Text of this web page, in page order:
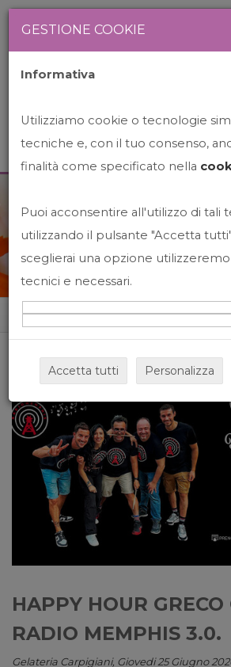
News&Events
Home News&events
HAPPY HOUR GRECO
RADIO MEMPHIS 3.0.
Gelateria Carpigiani, Giovedi 25 Giugno
GESTIONE COOKIE
Informativa
Utilizziamo cookie o tecnologie
tecniche e, con il tuo consenso,
finalità come specificato nella
Puoi acconsentire all'utilizzo di tali
utilizzando il pulsante "Accetta
sceglierai una opzione
tecnici e necessari.
Accetta tutti Personalizza